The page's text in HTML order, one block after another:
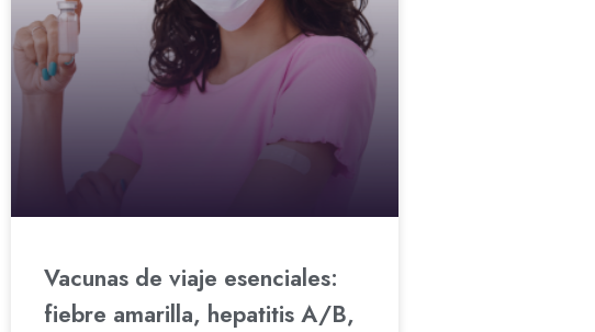
Vacunas de viaje esenciales:
fiebre amarilla, hepatitis A/B,